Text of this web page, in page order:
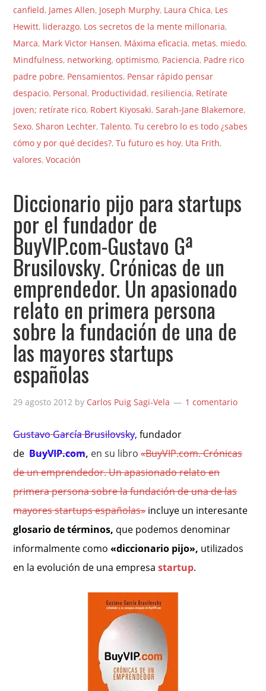
canfield, James Allen, Joseph Murphy, Laura Chica, Les
Hewitt, liderazgo, Los secretos de la mente millonaria,
Marca, Mark Victor Hansen, Máxima eficacia, metas, miedo,
Mindfulness, networking,optimismo, Paciencia, Padre rico
padre pobre, Pensamientos, Pensar rápido pensar
despacio, Personal, Productividad, resiliencia, Retírate
joven; retírate rico, Robert Kiyosaki,Sarah-Jane Blakemore,
Sexo,Sharon Lechter,Talento,Tu cerebro lo es todo ¿sabes
cómo y por qué decides?,Tu futuro es hoy, Uta Frith,
valores,Vocación
Diccionario pijo para startups
por el fundador de
BuyVIP.com-Gustavo Gª
Brusilovsky. Crónicas de un
emprendedor. Un apasionado
relato en primera persona
sobre la fundación de una de
las mayores startups
españolas
29 agosto 2012 by Carlos Puig Sagi-Vela 1 comentario
Gustavo García Brusilovsky,fundador
de BuyVIP.com, en su libro«BuyVIP.com. Crónicas
de un emprendedor. Un apasionado relato en
primera persona sobre la fundación de una de las
mayores startups españolas»incluye un interesante
glosario de términos, que podemos denominar
informalmente como «diccionario pijo», utilizados
en la evolución de una empresastartup.